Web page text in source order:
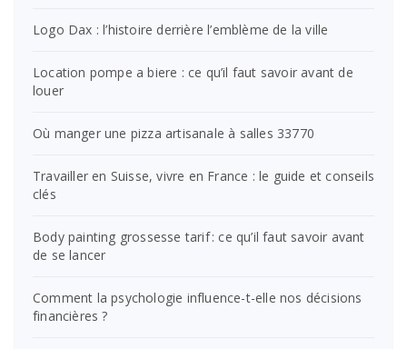
Logo Dax : l’histoire derrière l’emblème de la ville
Location pompe a biere : ce qu’il faut savoir avant de
louer
Où manger une pizza artisanale à salles 33770
Travailler en Suisse, vivre en France : le guide et conseils
clés
Body painting grossesse tarif : ce qu’il faut savoir avant
de se lancer
Comment la psychologie influence-t-elle nos décisions
financières ?